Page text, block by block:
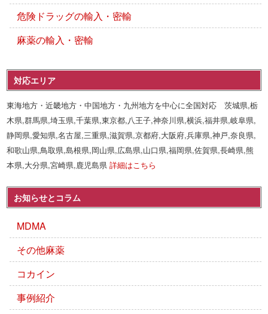
危険ドラッグの輸入・密輸
麻薬の輸入・密輸
対応エリア
東海地方・近畿地方・中国地方・九州地方を中心に全国対応 茨城県,栃
木県,群馬県,埼玉県,千葉県,東京都,八王子,神奈川県,横浜,福井県,岐阜県,
静岡県,愛知県,名古屋,三重県,滋賀県,京都府,大阪府,兵庫県,神戸,奈良県,
和歌山県,鳥取県,島根県,岡山県,広島県,山口県,福岡県,佐賀県,長崎県,熊
本県,大分県,宮崎県,鹿児島県詳細はこちら
お知らせとコラム
MDMA
その他麻薬
コカイン
事例紹介